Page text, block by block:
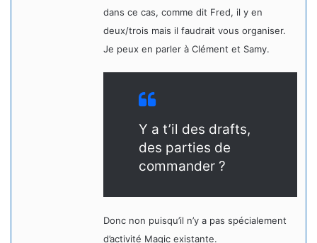
dans ce cas, comme dit Fred, il y en
deux/trois mais il faudrait vous organiser.
Je peux en parler à Clément et Samy.
Y a t’il des drafts,
des parties de
commander ?
Donc non puisqu’il n’y a pas spécialement
d’activité Magic existante.